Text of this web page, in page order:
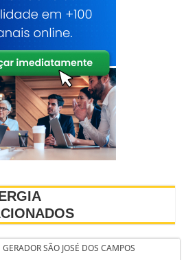
SÃO JOSÉ DOS CAMPOS